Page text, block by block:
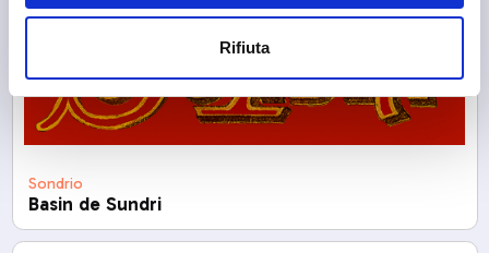
Rifiuta
Sondrio
Basin de Sundri